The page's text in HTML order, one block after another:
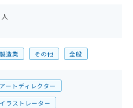
製造業 その他 全般
アートディレクター
イラストレーター